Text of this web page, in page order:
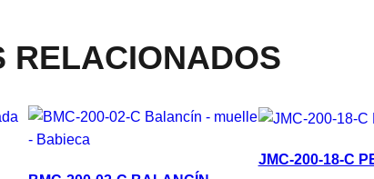
RELACIONADOS
JMC-200-18-C